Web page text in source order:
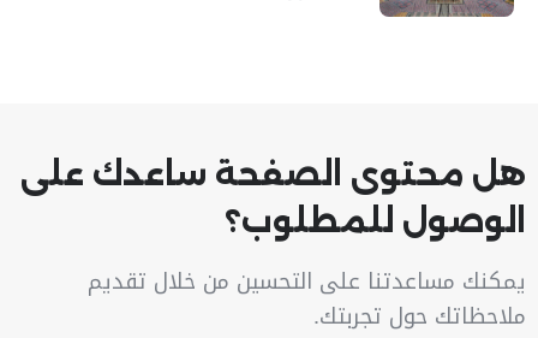
هل محتوى الصفحة ساعدك على
الوصول للمطلوب؟
يمكنك مساعدتنا على التحسين من خلال تقديم
ملاحظاتك حول تجربتك.